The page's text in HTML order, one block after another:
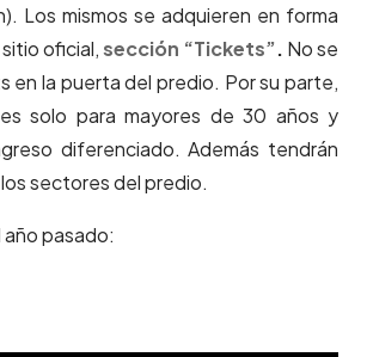
Los mismos se adquieren en forma
oficial,sección “Tickets”. No se
en la puerta del predio. Por su parte,
es solo para mayores de 30 años y
diferenciado. Además tendrán
sectores del predio.
año pasado: